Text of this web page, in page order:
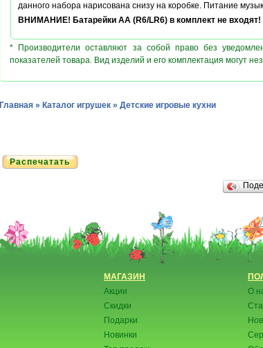
данного набора нарисована снизу на коробке. Питание
ВНИМАНИЕ! Батарейки АА (R6/LR6) в комплект не входят!
* Производители оставляют за собой право без
показателей товара. Вид изделий и его комплектация могут
Главная » Каталог игрушек » Детские игровые кухни
Распечатать
МАГАЗИН
Акции
Скидки
Подарки
Новинки
О